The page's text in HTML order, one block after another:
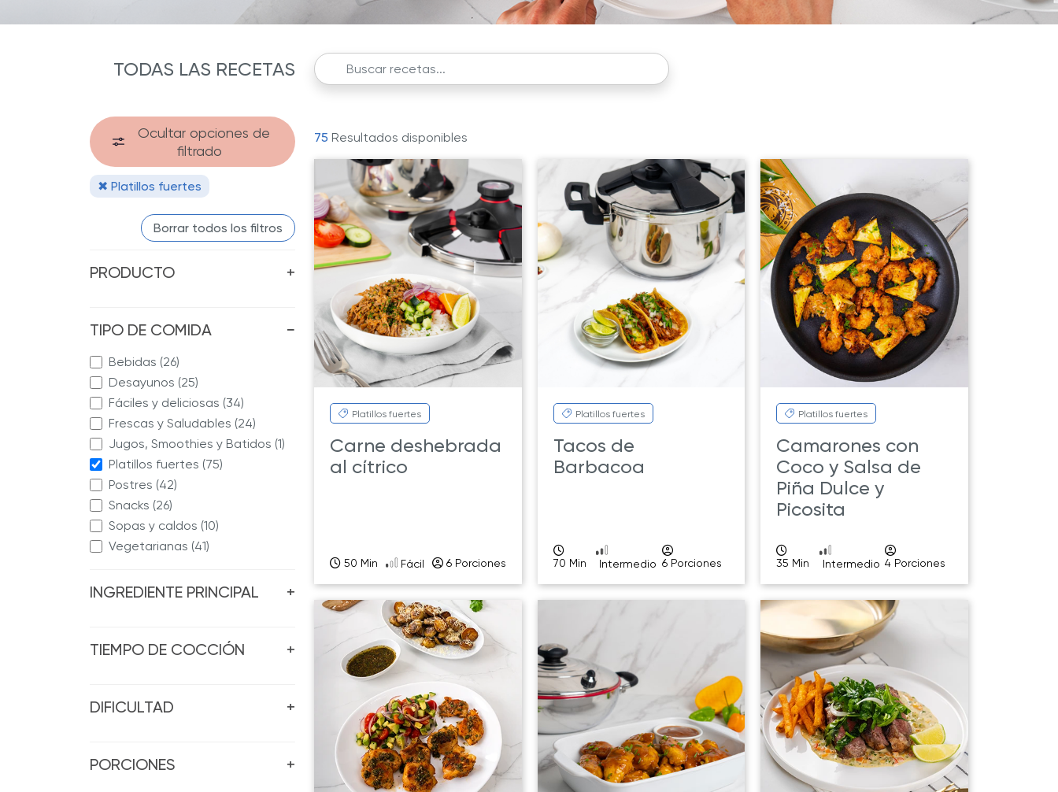
TODAS LAS RECETAS
Ocultar opciones de
filtrado
✖ Platillos fuertes
Borrar todos los filtros
PRODUCTO +
TIPO DE COMIDA −
Bebidas (26)
Desayunos (25)
Fáciles y deliciosas (34)
Frescas y Saludables (24)
Jugos, Smoothies y Batidos (1)
Platillos fuertes (75)
Postres (42)
Snacks (26)
Sopas y caldos (10)
Vegetarianas (41)
INGREDIENTE PRINCIPAL +
TIEMPO DE COCCIÓN +
DIFICULTAD +
PORCIONES +
75 Resultados disponibles
Platillos fuertes
Carne deshebrada
al cítrico
50 Min Fácil 6 Porciones
Platillos fuertes
Tacos de
Barbacoa
70 Min Intermedio 6 Porciones
Platillos fuertes
Camarones con
Coco y Salsa de
Piña Dulce y
Picosita
35 Min Intermedio 4 Porciones